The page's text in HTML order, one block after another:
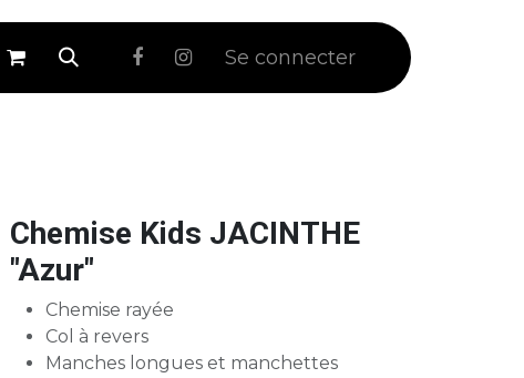
⚪ Soldes Se connecter
Chemise Kids JACINTHE
"Azur"
Chemise rayée
Col à revers
Manches longues et manchettes